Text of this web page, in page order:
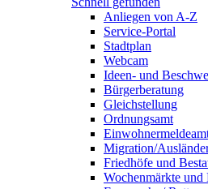
Anliegen von A-Z
Service-Portal
Stadtplan
Webcam
Ideen- und
Bürgerberatung
Gleichstellung
Ordnungsamt
Migration/
Friedhöfe und
Wochenmärkte und